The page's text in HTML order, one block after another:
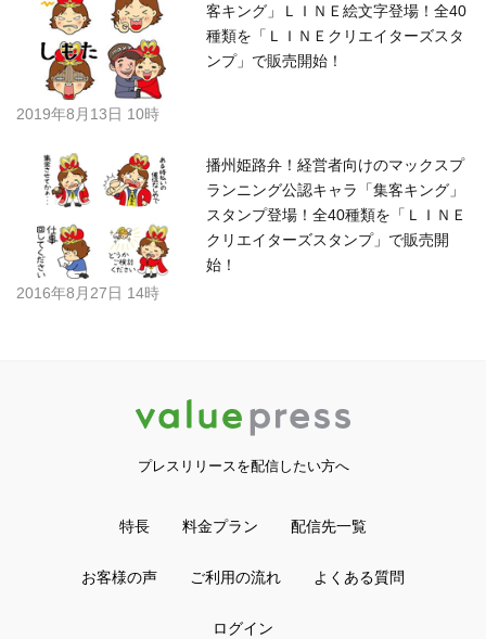
客キング」ＬＩＮＥ絵文字登場！全40
種類を「ＬＩＮＥクリエイターズスタ
ンプ」で販売開始！
2019年8月13日 10時
播州姫路弁！経営者向けのマックスプ
ランニング公認キャラ「集客キング」
スタンプ登場！全40種類を「ＬＩＮＥ
クリエイターズスタンプ」で販売開
始！
2016年8月27日 14時
プレスリリースを配信したい方へ
特長 料金プラン 配信先一覧
お客様の声 ご利用の流れ よくある質問
ログイン